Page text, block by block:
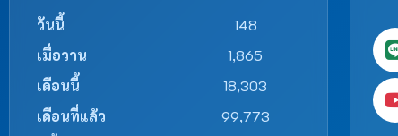
วันนี้
148
เมื่อวาน
1,865
เดือนนี้
18,303
เดือนที่แล้ว
99,773